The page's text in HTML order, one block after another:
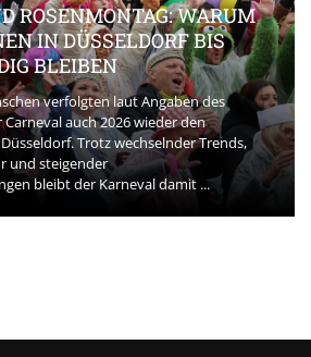
ROSENMONTAG: WARUM
IN DÜSSELDORF BIS
BLEIBEN
verfolgten laut Angaben des
auch 2026 wieder den
Trotz wechselnder Trends,
und steigender
bleibt der Karneval damit ...